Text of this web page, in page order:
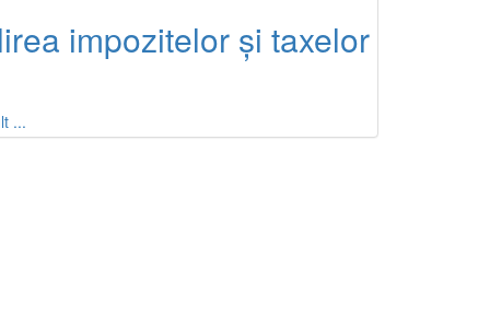
impozitelor și taxelor
...